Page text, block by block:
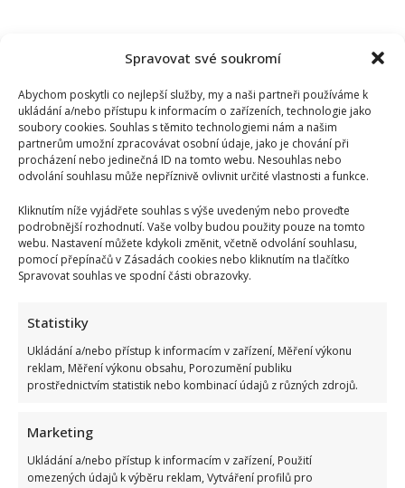
Spravovat své soukromí
Abychom poskytli co nejlepší služby, my a naši partneři používáme k
ukládání a/nebo přístupu k informacím o zařízeních, technologie jako
soubory cookies. Souhlas s těmito technologiemi nám a našim
partnerům umožní zpracovávat osobní údaje, jako je chování při
procházení nebo jedinečná ID na tomto webu. Nesouhlas nebo
odvolání souhlasu může nepříznivě ovlivnit určité vlastnosti a funkce.
Kliknutím níže vyjádřete souhlas s výše uvedeným nebo proveďte
podrobnější rozhodnutí. Vaše volby budou použity pouze na tomto
webu. Nastavení můžete kdykoli změnit, včetně odvolání souhlasu,
pomocí přepínačů v Zásadách cookies nebo kliknutím na tlačítko
Spravovat souhlas ve spodní části obrazovky.
Statistiky
Ukládání a/nebo přístup k informacím v zařízení, Měření výkonu
reklam, Měření výkonu obsahu, Porozumění publiku
prostřednictvím statistik nebo kombinací údajů z různých zdrojů.
Marketing
Ukládání a/nebo přístup k informacím v zařízení, Použití
omezených údajů k výběru reklam, Vytváření profilů pro